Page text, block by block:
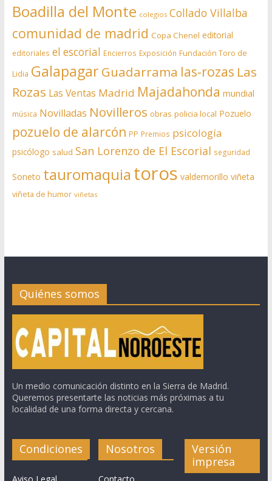
Boadilla del Monte colegios Collado Villalba
comunidad de madrid Copa Chenel editorial
editoriales el escorial Encierros Exposición Fundación Toro de
Lidia Galapagar Guadarrama las-rozas Las
Rozas Las Ventas Madrid Majadahonda mundial
música Novilladas Novilleros obras policia local Pozuelo
pozuelo de alarcón PP Premios psicología
psicólogo salud San Lorenzo de El Escorial seguridad
Soneto tauromaquia toros valdemorillo viñeta
viñeta de humor viñetas
Quiénes somos
Un medio comunicación distinto en la Sierra de Madrid.
Queremos presentarte las noticias más próximas a tu
localidad de una forma directa y cercana.
Condiciones Nosotros
Versión
impresa